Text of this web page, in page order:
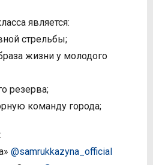
является:
стрельбы;
жизни у молодого
резерва;
команду города;
@samrukkazyna_official